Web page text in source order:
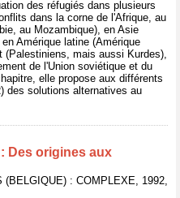
des réfugiés dans plusieurs
dans la corne de l'Afrique, au
au Mozambique), en Asie
Amérique latine (Amérique
(Palestiniens, mais aussi Kurdes),
de l'Union soviétique et du
elle propose aux différents
des solutions alternatives au
Des origines aux
(BELGIQUE) : COMPLEXE, 1992,